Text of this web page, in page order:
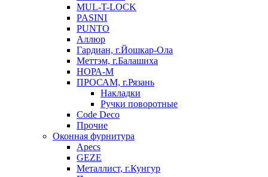
MUL-T-LOCK
PASINI
PUNTO
Аллюр
Гардиан, г.Йошкар-Ола
Меттэм, г.Балашиха
НОРА-М
ПРОСАМ, г.Рязань
Накладки
Ручки поворотные
Code Deco
Прочие
Оконная фурнитура
Apecs
GEZE
Металлист, г.Кунгур